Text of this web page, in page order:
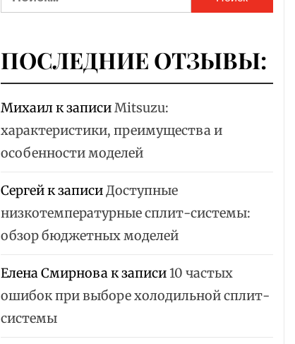
ПОСЛЕДНИЕ ОТЗЫВЫ:
Михаилк записиMitsuzu:
характеристики, преимущества и
особенности моделей
Сергейк записиДоступные
низкотемпературные сплит-системы:
обзор бюджетных моделей
Елена Смирновак записи 10 частых
ошибок при выборе холодильной сплит-
системы